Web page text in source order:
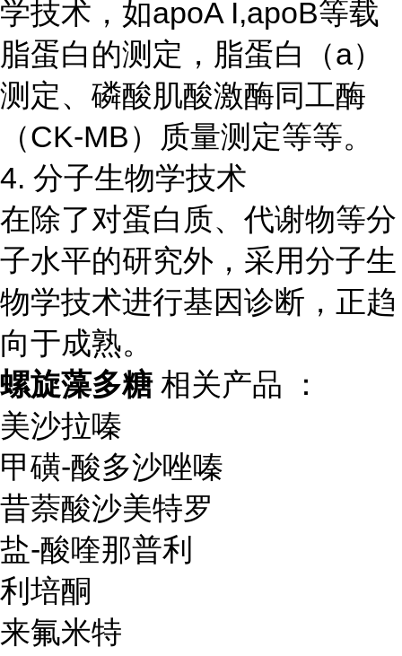
学技术，如apoA I,apoB等载
脂蛋白的测定，脂蛋白（a）
测定、磷酸肌酸激酶同工酶
（CK-MB）质量测定等等。
4. 分子生物学技术
在除了对蛋白质、代谢物等分
子水平的研究外，采用分子生
物学技术进行基因诊断，正趋
向于成熟。
螺旋藻多糖 相关产品 ：
美沙拉嗪
甲磺-酸多沙唑嗪
昔萘酸沙美特罗
盐-酸喹那普利
利培酮
来氟米特